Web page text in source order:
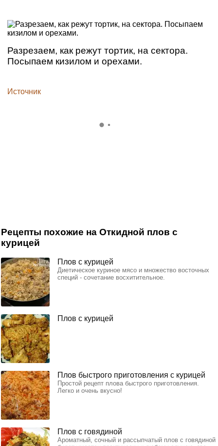
Разрезаем, как режут тортик, на сектора.
Посыпаем кизилом и орехами.
Источник
Рецепты похожие на Откидной плов с
курицей
Плов с курицей
Диетическое куриное мясо и множество восточных
специй - сочетание восхитительное.
Плов с курицей
Плов быстрого приготовления с курицей
Простой рецепт плова быстрого приготовления.
Легко и очень вкусно!
Плов с говядиной
Ароматный, сочный и рассыпчатый плов с говядиной